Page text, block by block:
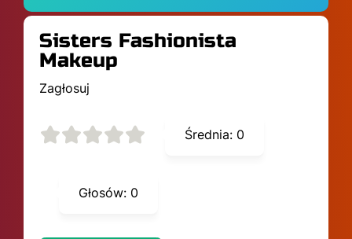
Sisters Fashionista
Makeup
Zagłosuj
Średnia: 0
Głosów: 0